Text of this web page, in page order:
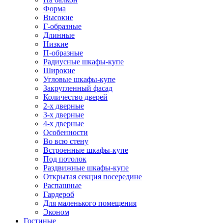
Форма
Высокие
Г-образные
Длинные
Низкие
П-образные
Радиусные шкафы-купе
Широкие
Угловые шкафы-купе
Закругленный фасад
Количество дверей
2-х дверные
3-х дверные
4-х дверные
Особенности
Во всю стену
Встроенные шкафы-купе
Под потолок
Раздвижные шкафы-купе
Открытая секция посередине
Распашные
Гардероб
Для маленького помещения
Эконом
Гостиные